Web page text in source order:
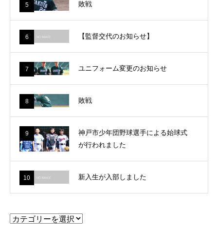
5 敗戦
6 【監督交代のお知らせ】
7 ユニフォーム変更のお知らせ
8 敗戦
9
神戸市少年団野球選手による始球式
が行われました
10 新入生が入部しました